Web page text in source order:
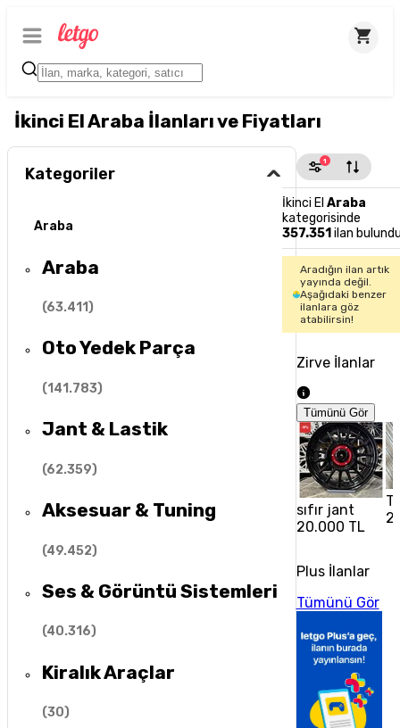
İkinci El Araba İlanları ve Fiyatları
Kategoriler
Araba
Araba
(63.411)
Oto Yedek Parça
(141.783)
Jant & Lastik
(62.359)
Aksesuar & Tuning
(49.452)
Ses & Görüntü Sistemleri
(40.316)
Kiralık Araçlar
(30)
1
İkinci El Araba
kategorisinde
357.351 ilan
Aradığın ilan artık
yayında değil.
Aşağıdaki benzer
ilanlara göz
atabilirsin!
Zirve İlanlar
Tümünü Gör
sıfır jant
20.000 TL
Plus İlanlar
Tümünü Gör